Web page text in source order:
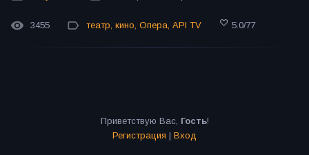
3455 театр, кино, Опера, API TV 5.0/77
Приветствую Вас, Гость!
Регистрация | Вход